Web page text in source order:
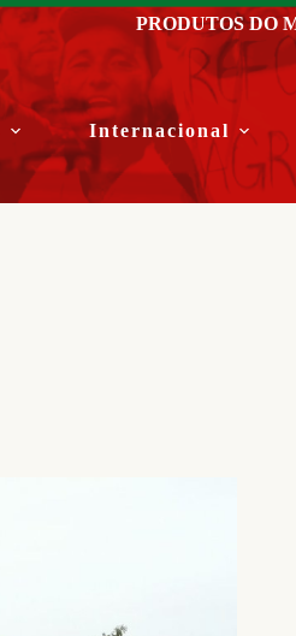
PRODUTOS DO
Internacional